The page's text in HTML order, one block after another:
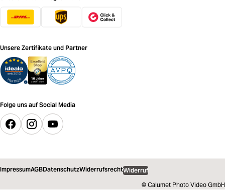
Unsere Zertifikate und Partner
Folge uns auf Social Media
ImpressumAGBDatenschutzWiderrufsrechtWiderruf
© Calumet Photo Video GmbH